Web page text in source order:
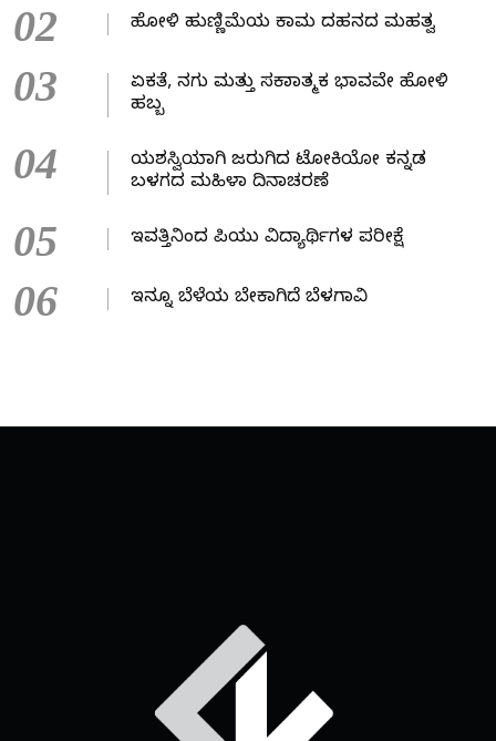
02 ಹೋಳಿ ಹುಣ್ಣಿಮೆಯ ಕಾಮ ದಹನದ ಮಹತ್ವ
03
ಏಕತೆ, ನಗು ಮತ್ತು ಸಕಾರಾತ್ಮಕ ಭಾವವೇ ಹೋಳಿ
ಹಬ್ಬ
04
ಯಶಸ್ವಿಯಾಗಿ ಜರುಗಿದ ಟೋಕಿಯೋ ಕನ್ನಡ
ಬಳಗದ ಮಹಿಳಾ ದಿನಾಚರಣೆ
05 ಇವತ್ತಿನಿಂದ ಪಿಯು ವಿದ್ಯಾರ್ಥಿಗಳ ಪರೀಕ್ಷೆ
06 ಇನ್ನೂ ಬೆಳೆಯ ಬೇಕಾಗಿದೆ ಬೆಳಗಾವಿ